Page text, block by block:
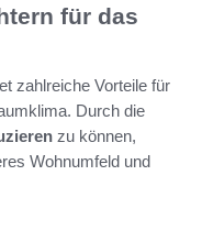
für das
zahlreiche Vorteile für
Durch die
zu können,
Wohnumfeld und